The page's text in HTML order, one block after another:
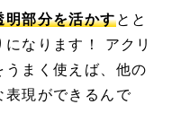
明部分を活かすとと
なります！ アクリ
うまく使えば、他の
表現ができるんで